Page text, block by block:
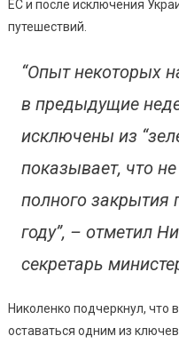
ЕС и после исключения
путешествий.
“Опыт некоторых
в предыдущие
исключены из
показывает, что
полного закрытия
году”, – отметил
секретарь
Николенко подчеркнул,
оставаться одним из